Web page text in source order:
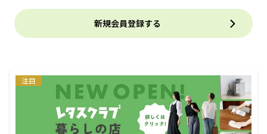
新規会員登録する
注目